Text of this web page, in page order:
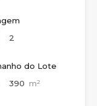
2
do Lote
390 m²